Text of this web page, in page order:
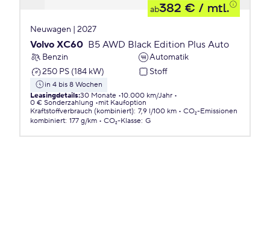
ab382 € / mtl.
Neuwagen | 2027
Volvo XC60 B5 AWD Black Edition Plus Auto
Benzin
Automatik
250 PS (184 kW)
Stoff
in 4 bis 8 Wochen
Leasingdetails:30 Monate 10.000 km/Jahr
0 € Sonderzahlung
mit Kaufoption
Kraftstoffverbrauch (kombiniert): 7,9 l/100 km
CO₂-Emissionen
kombiniert: 177 g/km CO₂-Klasse: G